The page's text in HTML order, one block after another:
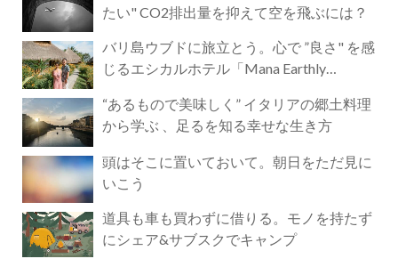
たい" CO2排出量を抑えて空を飛ぶには？
バリ島ウブドに旅立とう。心で ”良さ" を感
じるエシカルホテル「Mana Earthly
“あるもので美味しく” イタリアの郷土料理
から学ぶ 、足るを知る幸せな生き方
頭はそこに置いておいて。朝日をただ見に
いこう
道具も車も買わずに借りる。モノを持たず
にシェア&サブスクでキャンプ